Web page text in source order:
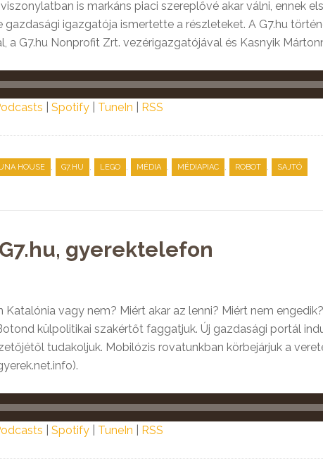
is markáns piaci szereplővé akar válni, ennek
gazdasági igazgatója ismertette a részleteket. A G7.hu
a G7.hu Nonprofit Zrt. vezérigazgatójával és Kasnyik
Spotify TuneIn RSS
HOUSE , G7.HU , LEGO , MÉDIA , MÉDIAPIAC , ROBOT , SAJTÓ
gyerektelefon
Katalónia vagy nem? Miért akar az lenni? Miért nem
külpolitikai szakértőt faggatjuk. Új gazdasági portál
tudakoljuk. Mobilózis rovatunkban körbejárjuk a
Spotify TuneIn RSS